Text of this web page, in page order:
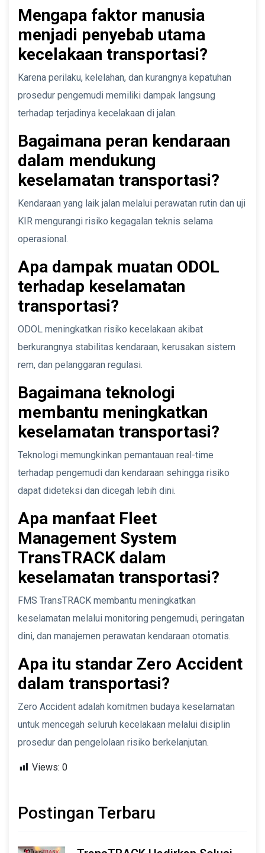
Mengapa faktor manusia
menjadi penyebab utama
kecelakaan transportasi?
Karena perilaku, kelelahan, dan kurangnya kepatuhan
prosedur pengemudi memiliki dampak langsung
terhadap terjadinya kecelakaan di jalan.
Bagaimana peran kendaraan
dalam mendukung
keselamatan transportasi?
Kendaraan yang laik jalan melalui perawatan rutin dan uji
KIR mengurangi risiko kegagalan teknis selama
operasional.
Apa dampak muatan ODOL
terhadap keselamatan
transportasi?
ODOL meningkatkan risiko kecelakaan akibat
berkurangnya stabilitas kendaraan, kerusakan sistem
rem, dan pelanggaran regulasi.
Bagaimana teknologi
membantu meningkatkan
keselamatan transportasi?
Teknologi memungkinkan pemantauan real-time
terhadap pengemudi dan kendaraan sehingga risiko
dapat dideteksi dan dicegah lebih dini.
Apa manfaat Fleet
Management System
TransTRACK dalam
keselamatan transportasi?
FMS TransTRACK membantu meningkatkan
keselamatan melalui monitoring pengemudi, peringatan
dini, dan manajemen perawatan kendaraan otomatis.
Apa itu standar Zero Accident
dalam transportasi?
Zero Accident adalah komitmen budaya keselamatan
untuk mencegah seluruh kecelakaan melalui disiplin
prosedur dan pengelolaan risiko berkelanjutan.
Views: 0
Postingan Terbaru